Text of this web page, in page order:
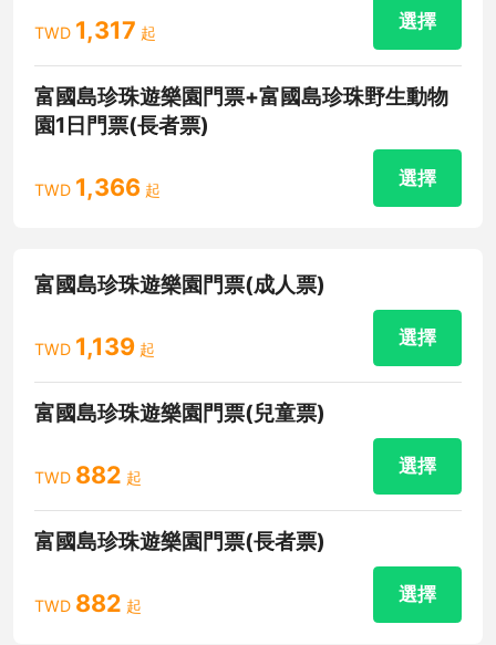
TWD 1,317 起
選擇
富國島珍珠遊樂園門票+富國島珍珠野生動物
園1日門票(長者票)
TWD 1,366 起
選擇
富國島珍珠遊樂園門票(成人票)
TWD 1,139 起
選擇
富國島珍珠遊樂園門票(兒童票)
TWD 882 起
選擇
富國島珍珠遊樂園門票(長者票)
TWD 882 起
選擇